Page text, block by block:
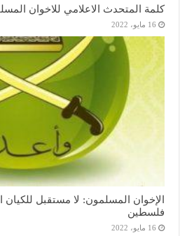
كلمة المتحدث الاعلامي للاخوان
16 مايو، 2022
الإخوان المسلمون: لا مستقبل
فلسطين
16 مايو، 2022